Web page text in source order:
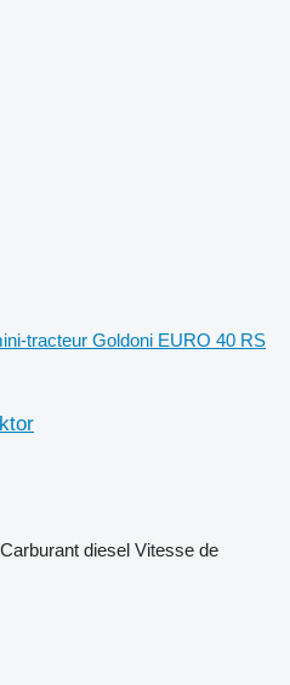
tracteur Goldoni EURO 40 RS
Carburant diesel Vitesse de